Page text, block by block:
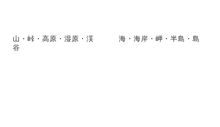
山・峠・高原・湿原・渓
谷
海・海岸・岬・半島・島